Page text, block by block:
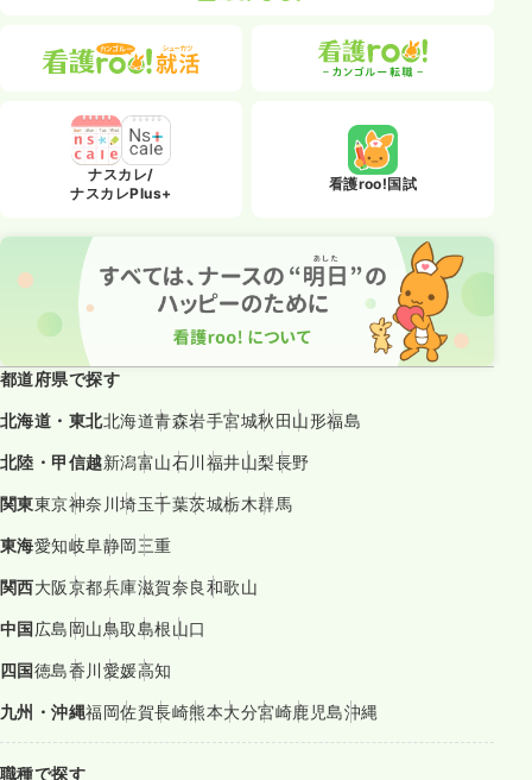
ナスカレ/
ナスカレPlus+
看護roo!国試
都道府県で探す
北海道・東北北海道青森岩手宮城秋田山形福島
北陸・甲信越新潟富山石川福井山梨長野
関東東京神奈川埼玉千葉茨城栃木群馬
東海愛知岐阜静岡三重
関西大阪京都兵庫滋賀奈良和歌山
中国広島岡山鳥取島根山口
四国徳島香川愛媛高知
九州・沖縄福岡佐賀長崎熊本大分宮崎鹿児島沖縄
職種で探す